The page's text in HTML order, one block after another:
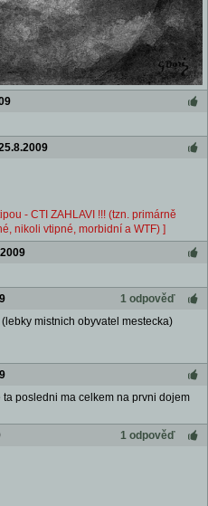
- CTI ZAHLAVI !!! (tzn. primárně
nikoli vtipné, morbidní a WTF) ]
1 odpověď
mistnich obyvatel mestecka)
ta posledni ma celkem na prvni dojem
1 odpověď